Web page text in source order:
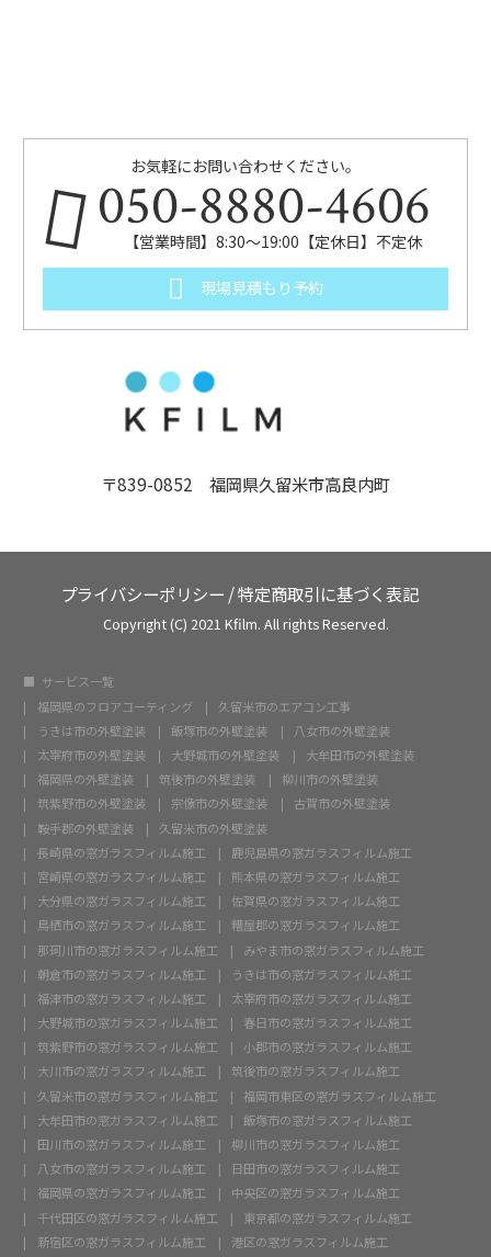
お気軽にお問い合わせください。
050-8880-4606
【営業時間】8:30～19:00【定休日】不定休
現場見積もり予約
〒839-0852 福岡県久留米市高良内町
プライバシーポリシー /特定商取引に基づく表記
Copyright (C) 2021 Kfilm. All rights Reserved.
サービス一覧
福岡県のフロアコーティング
久留米市のエアコン工事
うきは市の外壁塗装
飯塚市の外壁塗装
八女市の外壁塗装
太宰府市の外壁塗装
大野城市の外壁塗装
大牟田市の外壁塗装
福岡県の外壁塗装
筑後市の外壁塗装
柳川市の外壁塗装
筑紫野市の外壁塗装
宗像市の外壁塗装
古賀市の外壁塗装
鞍手郡の外壁塗装
久留米市の外壁塗装
長崎県の窓ガラスフィルム施工
鹿児島県の窓ガラスフィルム施工
宮崎県の窓ガラスフィルム施工
熊本県の窓ガラスフィルム施工
大分県の窓ガラスフィルム施工
佐賀県の窓ガラスフィルム施工
鳥栖市の窓ガラスフィルム施工
糟屋郡の窓ガラスフィルム施工
那珂川市の窓ガラスフィルム施工
みやま市の窓ガラスフィルム施工
朝倉市の窓ガラスフィルム施工
うきは市の窓ガラスフィルム施工
福津市の窓ガラスフィルム施工
太宰府市の窓ガラスフィルム施工
大野城市の窓ガラスフィルム施工
春日市の窓ガラスフィルム施工
筑紫野市の窓ガラスフィルム施工
小郡市の窓ガラスフィルム施工
大川市の窓ガラスフィルム施工
筑後市の窓ガラスフィルム施工
久留米市の窓ガラスフィルム施工
福岡市東区の窓ガラスフィルム施工
大牟田市の窓ガラスフィルム施工
飯塚市の窓ガラスフィルム施工
田川市の窓ガラスフィルム施工
柳川市の窓ガラスフィルム施工
八女市の窓ガラスフィルム施工
日田市の窓ガラスフィルム施工
福岡県の窓ガラスフィルム施工
中央区の窓ガラスフィルム施工
千代田区の窓ガラスフィルム施工
東京都の窓ガラスフィルム施工
新宿区の窓ガラスフィルム施工
港区の窓ガラスフィルム施工